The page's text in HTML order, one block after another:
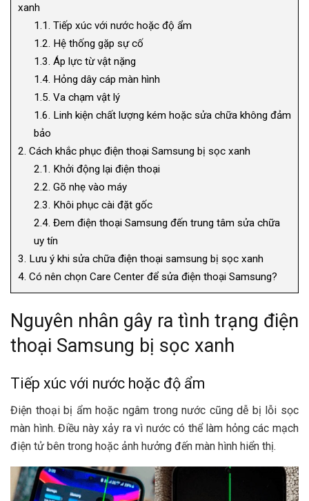
xanh
1.1. Tiếp xúc với nước hoặc độ ẩm
1.2. Hệ thống gặp sự cố
1.3. Áp lực từ vật nặng
1.4. Hỏng dây cáp màn hình
1.5. Va chạm vật lý
1.6. Linh kiện chất lượng kém hoặc sửa chữa không đảm
bảo
2. Cách khắc phục điện thoại Samsung bị sọc xanh
2.1. Khởi động lại điện thoại
2.2. Gõ nhẹ vào máy
2.3. Khôi phục cài đặt gốc
2.4. Đem điện thoại Samsung đến trung tâm sửa chữa
uy tín
3. Lưu ý khi sửa chữa điện thoại samsung bị sọc xanh
4. Có nên chọn Care Center để sửa điện thoại Samsung?
Nguyên nhân gây ra tình trạng điện
thoại Samsung bị sọc xanh
Tiếp xúc với nước hoặc độ ẩm
Điện thoại bị ẩm hoặc ngâm trong nước cũng dễ bị lỗi sọc
màn hình. Điều này xảy ra vì nước có thể làm hỏng các mạch
điện tử bên trong hoặc ảnh hưởng đến màn hình hiển thị.